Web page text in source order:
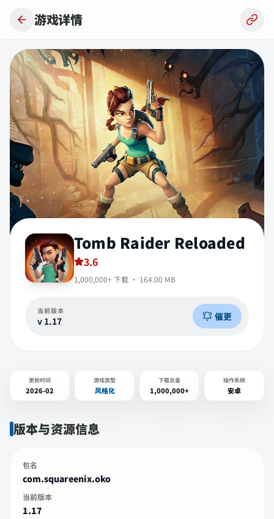
游戏详情
Tomb Raider Reloaded
3.6
1,000,000+ 下载 · 164.00 MB
当前版本
v 1.17 催更
更新时间
2026-02
游戏类型
风格化
下载总量
1,000,000+
操作系统
安卓
版本与资源信息
包名
com.squareenix.oko
当前版本
1.17